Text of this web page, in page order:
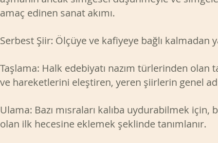
amaç edinen sanat akımı.
Serbest Şiir: Ölçüye ve kafiyeye bağlı kalmadan
Taşlama: Halk edebiyatı nazım türlerinden
ve hareketlerini eleştiren, yeren şiirlerin genel
Ulama: Bazı mısraları kalıba uydurabilmek
olan ilk hecesine eklemek şeklinde tanımlanır.